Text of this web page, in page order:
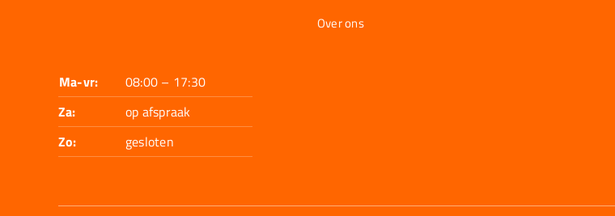
Ma-vr:
08:00 – 17:30
Za:
op afspraak
Zo:
gesloten
Over ons